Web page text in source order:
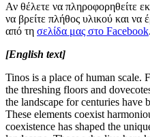
Αν θέλετε να πληροφορηθείτε
να βρείτε πλήθος υλικού και
από τη σελίδα μας στο Facebook.
[English text]
Tinos is a place of human scale.
the threshing floors and
the landscape for centuries have
These elements coexist
coexistence has shaped the